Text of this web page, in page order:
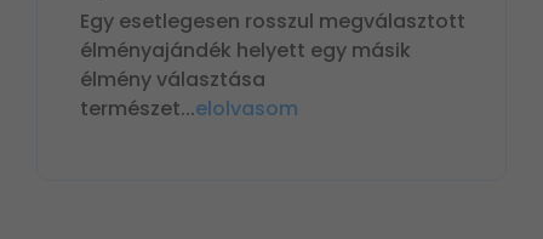
Egy esetlegesen rosszul megválasztott
élményajándék helyett egy másik
élmény választása
természet...elolvasom